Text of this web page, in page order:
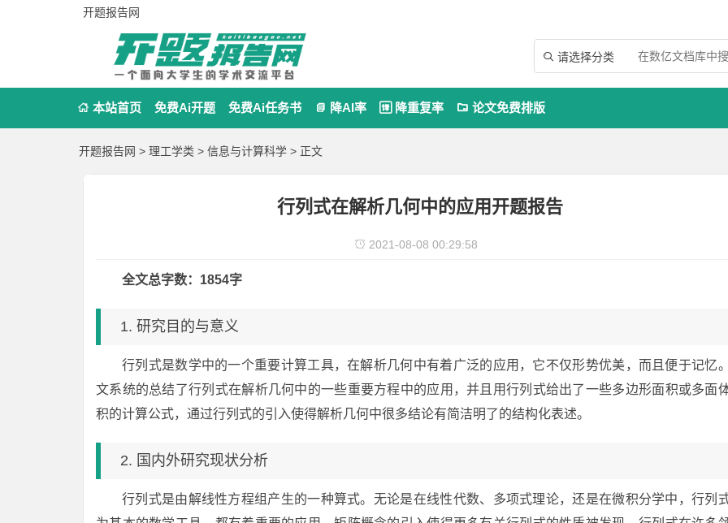
开题报告网
 请选择分类
 本站首页 免费Ai开题 免费Ai任务书  降AI率  降重复率  论文免费排版
开题报告网 > 理工学类 > 信息与计算科学 > 正文
行列式在解析几何中的应用开题报告
 2021-08-08 00:29:58
全文总字数：1854字
1. 研究目的与意义
行列式是数学中的一个重要计算工具，在解析几何中有着广泛的应用，它不仅形势优美，而且便于记忆
文系统的总结了行列式在解析几何中的一些重要方程中的应用，并且用行列式给出了一些多边形面积或多面
积的计算公式，通过行列式的引入使得解析几何中很多结论有简洁明了的结构化表述。
2. 国内外研究现状分析
行列式是由解线性方程组产生的一种算式。无论是在线性代数、多项式理论，还是在微积分学中，行列